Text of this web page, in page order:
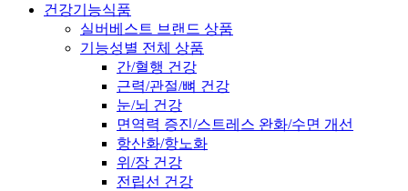
건강기능식품
실버베스트 브랜드 상품
기능성별 전체 상품
간/혈행 건강
근력/관절/뼈 건강
눈/뇌 건강
면역력 증진/스트레스 완화/수면 개선
항산화/항노화
위/장 건강
전립선 건강